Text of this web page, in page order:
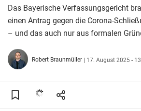
Das Bayerische Verfassungsgericht
einen Antrag gegen die Corona-
– und das auch nur aus formalen
Robert Braunmüller | 17. August 2025 -